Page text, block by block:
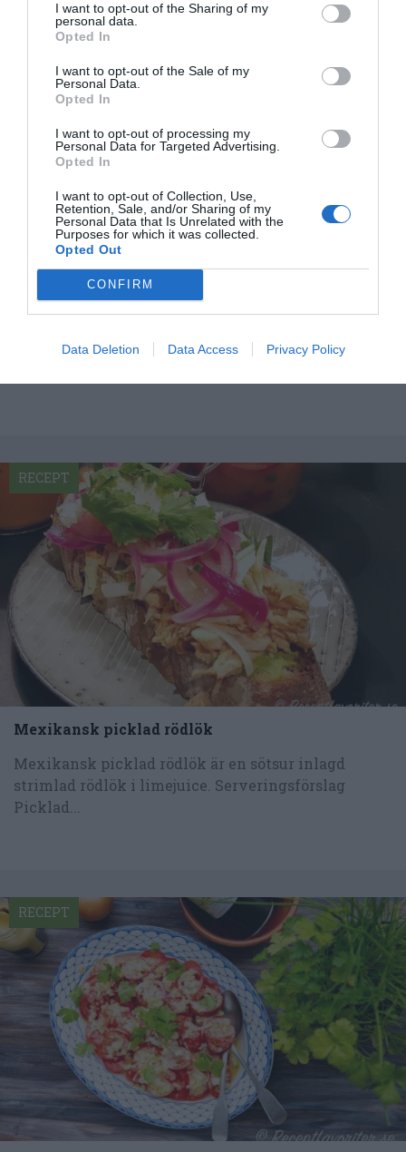
I want to opt-out of the Sharing of my
personal data.
Opted In
I want to opt-out of the Sale of my
Personal Data.
Opted In
I want to opt-out of processing my
Personal Data for Targeted Advertising.
Opted In
I want to opt-out of Collection, Use,
Retention, Sale, and/or Sharing of my
Personal Data that Is Unrelated with the
Purposes for which it was collected.
Opted Out
CONFIRM
Data Deletion Data Access Privacy Policy
Grillade morötter
vanliga morötter med förslag på tillbehör...
RECEPT
Mexikansk picklad rödlök
Mexikansk picklad rödlök är en sötsur inlagd
strimlad rödlök i limejuice. Serveringsförslag
Picklad...
RECEPT
RECEPT